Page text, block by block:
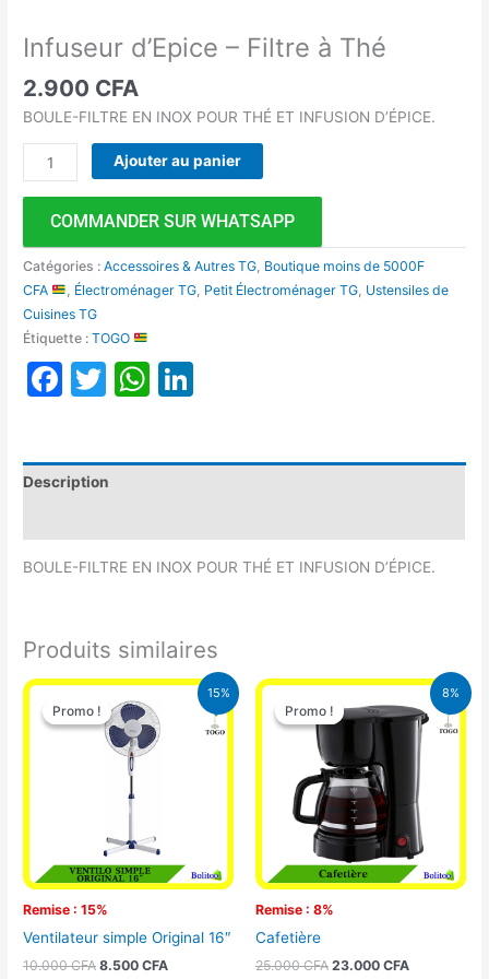
Infuseur d’Epice – Filtre à Thé
2.900 CFA
BOULE-FILTRE EN INOX POUR THÉ ET INFUSION D’ÉPICE.
Ajouter au panier
COMMANDER SUR WHATSAPP
Catégories :Accessoires & Autres TG, Boutique moins de 5000F
CFA
, Électroménager TG, Petit Électroménager TG, Ustensiles de
Cuisines TG
Étiquette :TOGO
Facebook
TwitterWhatsApp
Description
BOULE-FILTRE EN INOX POUR THÉ ET INFUSION D’ÉPICE.
Produits similaires
15%
Promo !
Remise : 15%
Promo !
Ventilateur simple Original 16″
10.000CFA
Le
prix
initial
était :
10.000 CFA.
8.500CFA
Le
8%
Promo !
Remise : 8%
Promo !
Cafetière
25.000CFA
Le
prix
initial
25.000 CFA.
23.000 CFA
Le
prix
actuel
est :
23.000 CFA.